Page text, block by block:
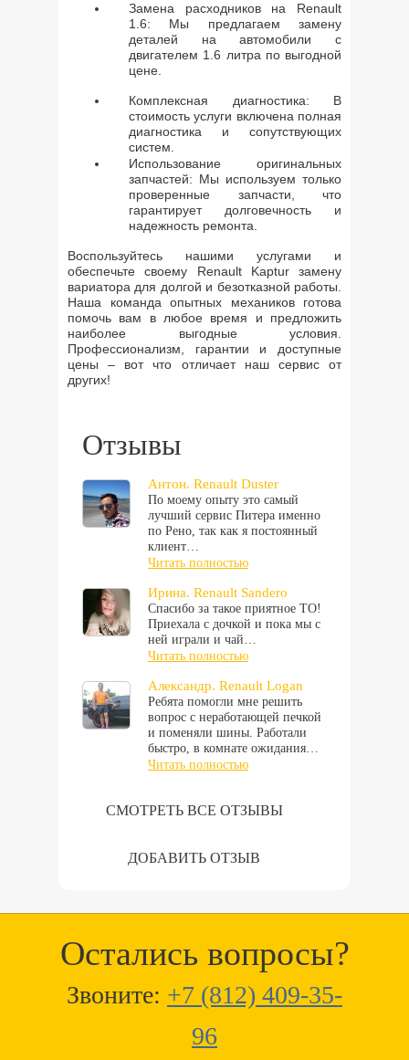
Замена расходников на Renault
1.6: Мы предлагаем замену
деталей на автомобили с
двигателем 1.6 литра по выгодной
цене.
Комплексная диагностика: В
стоимость услуги включена полная
диагностика и сопутствующих
систем.
Использование оригинальных
запчастей: Мы используем только
проверенные запчасти, что
гарантирует долговечность и
надежность ремонта.
Воспользуйтесь нашими услугами и
обеспечьте своему Renault Kaptur замену
вариатора для долгой и безотказной работы.
Наша команда опытных механиков готова
помочь вам в любое время и предложить
наиболее выгодные условия.
Профессионализм, гарантии и доступные
цены – вот что отличает наш сервис от
других!
Отзывы
Антон. Renault Duster
По моему опыту это самый
лучший сервис Питера именно
по Рено, так как я постоянный
клиент…
Читать полностью
Ирина. Renault Sandero
Спасибо за такое приятное ТО!
Приехала с дочкой и пока мы с
ней играли и чай…
Читать полностью
Александр. Renault Logan
Ребята помогли мне решить
вопрос с неработающей печкой
и поменяли шины. Работали
быстро, в комнате ожидания…
Читать полностью
СМОТРЕТЬ ВСЕ ОТЗЫВЫ
ДОБАВИТЬ ОТЗЫВ
Остались вопросы?
Звоните: +7 (812) 409-35-
96